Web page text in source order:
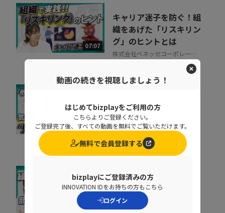
07:07
キャリア迷子を防ぐ！組
織をあげた「リスキリン
グ」のヒントとは
株式会社ベネッセコーポレーシ
07:20
る？“見えない失注”を
防ぐ営業の仕組み改革
07:52
なぜ部下は同じことを聞
くのか？質問対応の時間
をゼロにする方法
動画の続きを視聴しましょう！
はじめてbizplayをご利用の方
こちらよりご登録ください。
ご登録完了後、すべての動画を無料でご覧いただけます。
無料で会員登録する
bizplayにご登録済みの方
INNOVATION IDをお持ちの方もこちら
ログイン